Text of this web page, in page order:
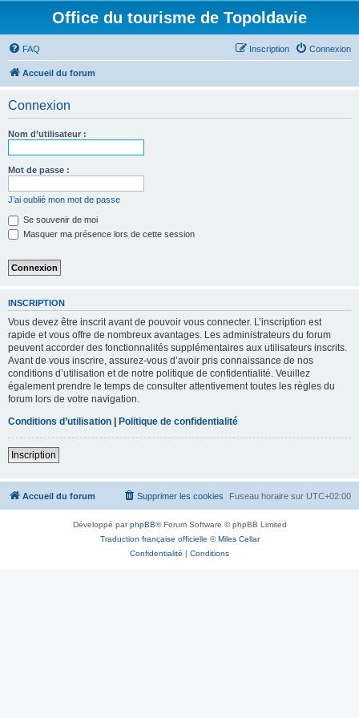
Office du tourisme de Topoldavie
FAQ Connexion
Inscription
Accueil du forum
Connexion
Nom d’utilisateur :
Mot de passe :
J’ai oublié mon mot de passe
Se souvenir de moi
Masquer ma présence lors de cette session
INSCRIPTION
Vous devez être inscrit avant de pouvoir vous connecter. L’inscription est
rapide et vous offre de nombreux avantages. Les administrateurs du forum
peuvent accorder des fonctionnalités supplémentaires aux utilisateurs inscrits.
Avant de vous inscrire, assurez-vous d’avoir pris connaissance de nos
conditions d’utilisation et de notre politique de confidentialité. Veuillez
également prendre le temps de consulter attentivement toutes les règles du
forum lors de votre navigation.
Conditions d’utilisation | Politique de confidentialité
Inscription
Accueil du forum Fuseau horaire sur UTC+02:00
Supprimer les cookies
Développé parphpBB® Forum Software © phpBB Limited
Traduction française officielle ©Miles Cellar
Confidentialité | Conditions